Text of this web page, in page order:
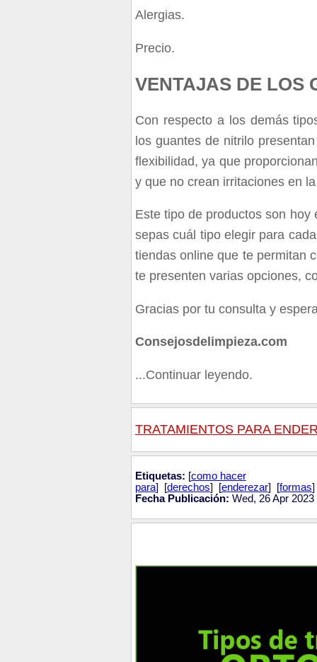
Alergias.
Precio.
VENTAJAS DE LOS
Con respecto a los demás
los guantes de nitrilo
flexibilidad, ya que
y que no crean irritaciones en
Este tipo de productos son
sepas cuál tipo elegir para
tiendas online que te permitan
te presenten varias opciones,
Gracias por tu consulta y
Consejosdelimpieza.com
...Continuar leyendo.
TRATAMIENTOS PARA
Etiquetas: [como hacer
para] [derechos] [enderezar] [formas
Fecha Publicación: Wed, 26 Apr